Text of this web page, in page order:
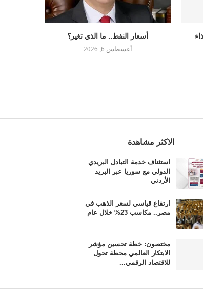
أسعار النفط.. ما الذي تغير؟
أغسطس 6, 2026
الاكثر مشاهدة
استئناف خدمة التبادل البريدي
الدولي مع سوريا عبر البريد
الأردني
ارتفاع قياسي لسعر الذهب في
مصر.. مكاسب 23% خلال عام
مختصون: خطة تحسين مؤشر
الابتكار العالمي محطة تحول
للاقتصاد الرقمي...